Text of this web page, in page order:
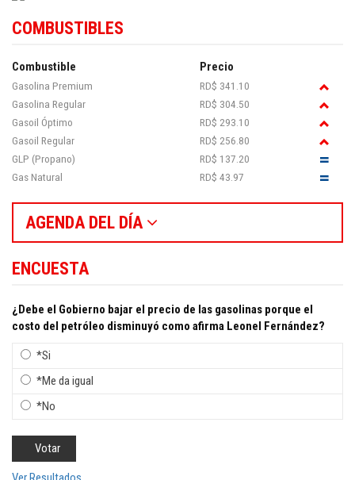
COMBUSTIBLES
Combustible Precio
Gasolina Premium
RD$ 341.10
Gasolina Regular
RD$ 304.50
Gasoil Óptimo
RD$ 293.10
Gasoil Regular
RD$ 256.80
GLP (Propano)
RD$ 137.20
Gas Natural
RD$ 43.97
AGENDA DEL DÍA
ENCUESTA
¿Debe el Gobierno bajar el precio de las gasolinas porque el
costo del petróleo disminuyó como afirma Leonel Fernández?
*Si
*Me da igual
*No